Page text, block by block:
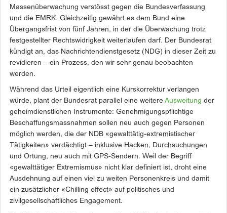
Massenüberwachung verstösst gegen die Bundesverfassung
und die EMRK. Gleichzeitig gewährt es dem Bund eine
Übergangsfrist von fünf Jahren, in der die Überwachung trotz
festgestellter Rechtswidrigkeit weiterlaufen darf. Der Bundesrat
kündigt an, das Nachrichtendienstgesetz (NDG) in dieser Zeit zu
revidieren – ein Prozess, den wir sehr genau beobachten
werden.
Während das Urteil eigentlich eine Kurskorrektur verlangen
würde, plant der Bundesrat parallel eine weitere Ausweitung der
geheimdienstlichen Instrumente: Genehmigungspflichtige
Beschaffungsmassnahmen sollen neu auch gegen Personen
möglich werden, die der NDB «gewalttätig-extremistischer
Tätigkeiten» verdächtigt – inklusive Hacken, Durchsuchungen
und Ortung, neu auch mit GPS-Sendern. Weil der Begriff
«gewalttätiger Extremismus» nicht klar definiert ist, droht eine
Ausdehnung auf einen viel zu weiten Personenkreis und damit
ein zusätzlicher «Chilling effect» auf politisches und
zivilgesellschaftliches Engagement.